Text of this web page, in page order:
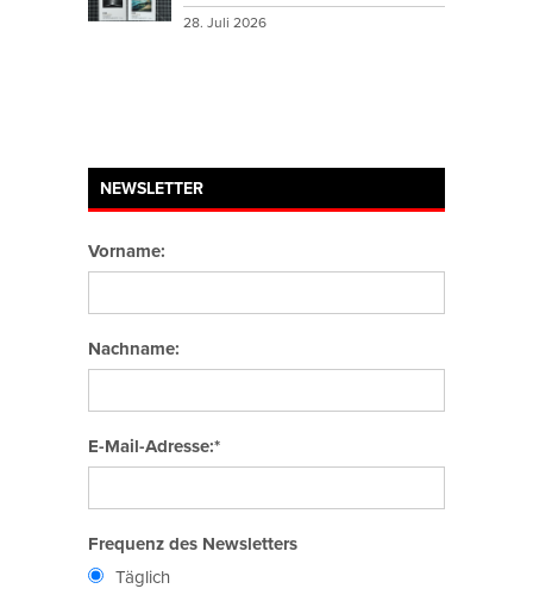
28. Juli 2026
NEWSLETTER
Vorname:
Nachname:
E-Mail-Adresse:*
Frequenz des Newsletters
Täglich